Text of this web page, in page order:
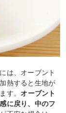
は、オーブント
熱すると生地が
す。オーブント
に戻り、中のフ